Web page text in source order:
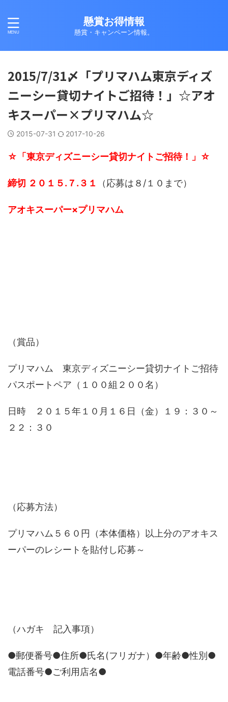
懸賞お得情報
懸賞・キャンペーン情報。
2015/7/31〆「プリマハム東京ディズ
ニーシー貸切ナイトご招待！」☆アオ
キスーパー×プリマハム☆
2015-07-31 2017-10-26
☆「東京ディズニーシー貸切ナイトご招待！」☆
締切 ２０１５.７.３１ （応募は８/１０まで）
アオキスーパー×プリマハム
（賞品）
プリマハム 東京ディズニーシー貸切ナイトご招待
パスポートペア（１００組２００名）
日時 ２０１５年１０月１６日（金）１９：３０～
２２：３０
（応募方法）
プリマハム５６０円（本体価格）以上分のアオキス
ーパーのレシートを貼付し応募～
（ハガキ 記入事項）
●郵便番号●住所●氏名(フリガナ）●年齢●性別●
電話番号●ご利用店名●